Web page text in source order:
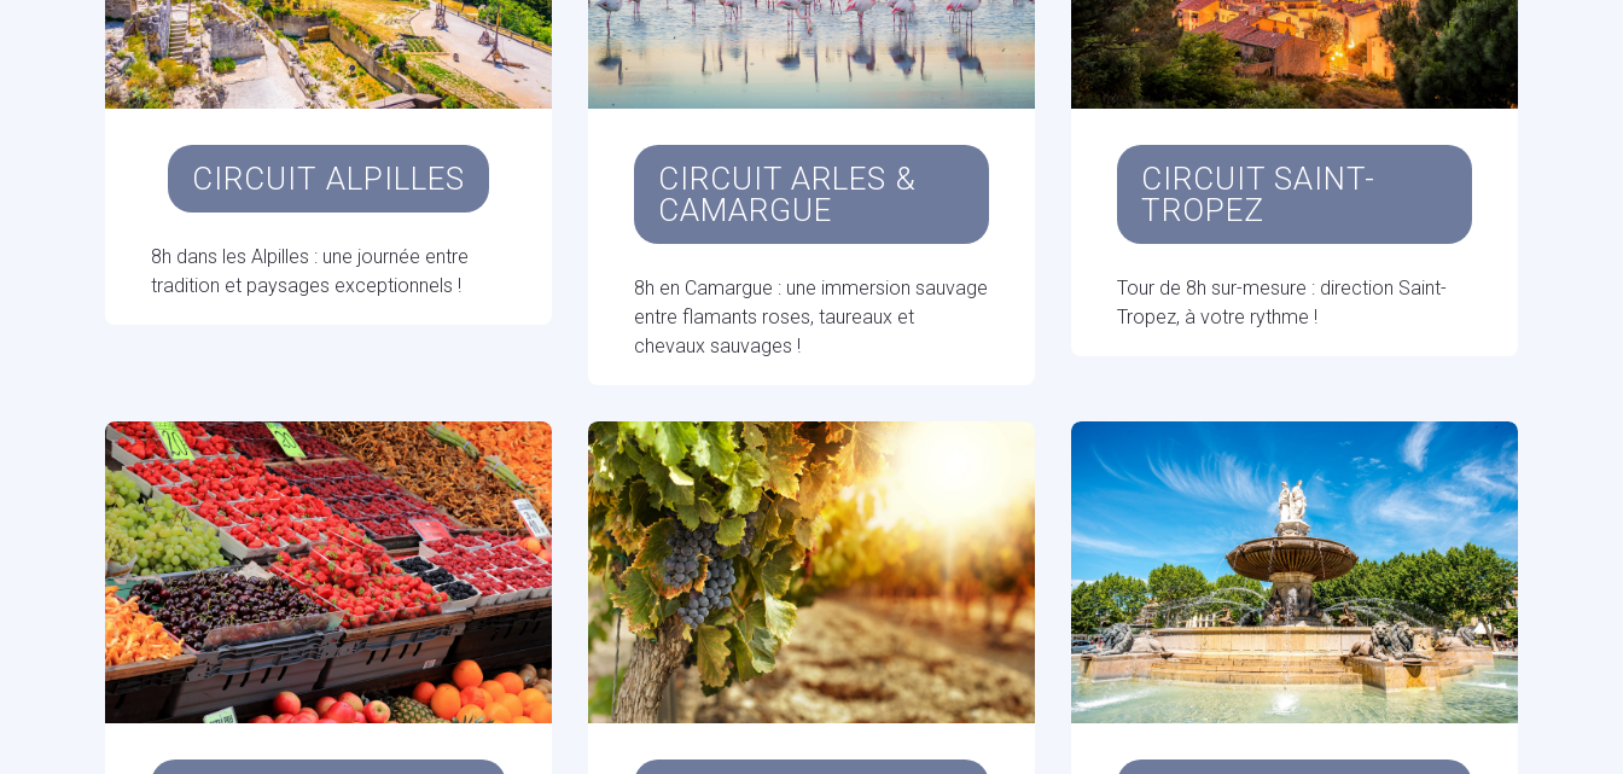
CIRCUIT ALPILLES
8h dans les Alpilles : une journée entre
tradition et paysages exceptionnels !
CIRCUIT ARLES &
CAMARGUE
8h en Camargue : une immersion sauvage
entre flamants roses, taureaux et
chevaux sauvages !
CIRCUIT SAINT-
TROPEZ
Tour de 8h sur-mesure : direction Saint-
Tropez, à votre rythme !